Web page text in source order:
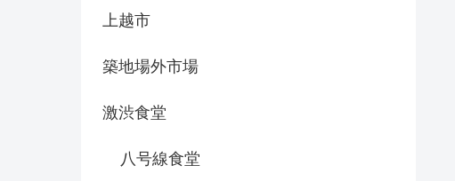
上越市
築地場外市場
激渋食堂
八号線食堂